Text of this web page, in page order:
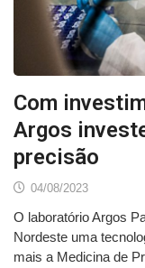
Com
Argos
precisão
04/08/2023
O laboratório Argos
Nordeste uma
mais a Medicina de